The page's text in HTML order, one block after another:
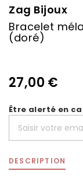
Zag Bijoux
Bracelet
(doré)
27,00 €
Être alerté en
DESCRIPTION
the
beginning
of
the